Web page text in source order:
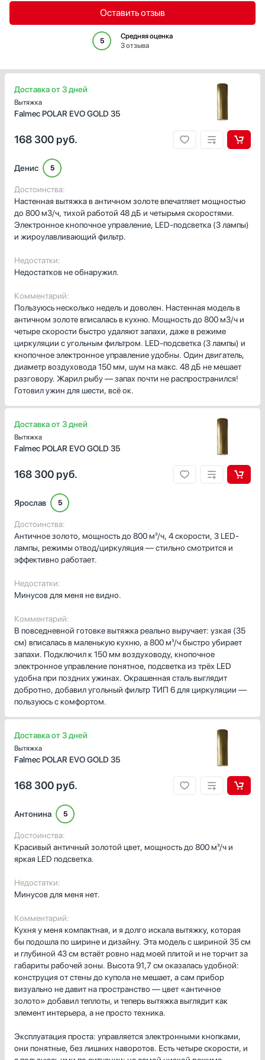
Духовые шкафы
Измельчители пищевых отходов
Комби-панели, фритюрницы и грили
Кондиционеры
Кофемашины
Кухонные комбайны
Микроволновые печи
Мясорубки
Обогреватели
Очистители воздуха
Парогенераторы
Посудомоечные машины
Проф. аксессуары
Профессиональные ледогенераторы
Профессиональные посудомоечные машины
Пылесосы
Системы кипячения воды AquaHot
Смесители
Соковыжималки
Стаканомоечные машины
Сушильные машины
Телевизоры
Увлажнители воздуха
Холодильники
Холодильное оборудование
Gorenje
Graude
Haier
Kaiser
Kuppersberg
Neff
Pando
Schaub Lorenz
Teka
Wolf
Zigmund Shtain
5
Средняя оценка
3 отзыва
Оставить отзыв
Доставка от 3 дней
Вытяжка
Falmec POLAR EVO GOLD 35
168 300 руб.
Денис 5
Достоинства:
Настенная вытяжка в античном золоте впечатляет мощностью
до 800 м3/ч, тихой работой 48 дБ и четырьмя скоростями.
Электронное кнопочное управление, LED-подсветка (3 лампы)
и жироулавливающий фильтр.
Недостатки:
Недостатков не обнаружил.
Комментарий:
Пользуюсь несколько недель и доволен. Настенная модель в
античном золоте вписалась в кухню. Мощность до 800 м3/ч и
четыре скорости быстро удаляют запахи, даже в режиме
циркуляции с угольным фильтром. LED-подсветка (3 лампы) и
кнопочное электронное управление удобны. Один двигатель,
диаметр воздуховода 150 мм, шум на макс. 48 дБ не мешает
разговору. Жарил рыбу — запах почти не распространился!
Готовил ужин для шести, всё ок.
Доставка от 3 дней
Вытяжка
Falmec POLAR EVO GOLD 35
168 300 руб.
Ярослав 5
Достоинства:
Античное золото, мощность до 800 м³/ч, 4 скорости, 3 LED-
лампы, режимы отвод/циркуляция — стильно смотрится и
эффективно работает.
Недостатки:
Минусов для меня не видно.
Комментарий:
В повседневной готовке вытяжка реально выручает: узкая (35
см) вписалась в маленькую кухню, а 800 м³/ч быстро убирает
запахи. Подключил к 150 мм воздуховоду, кнопочное
электронное управление понятное, подсветка из трёх LED
удобна при поздних ужинах. Окрашенная сталь выглядит
добротно, добавил угольный фильтр ТИП 6 для циркуляции —
пользуюсь с комфортом.
Доставка от 3 дней
Вытяжка
Falmec POLAR EVO GOLD 35
168 300 руб.
Антонина 5
Достоинства:
Красивый античный золотой цвет, мощность до 800 м³/ч и
яркая LED подсветка.
Недостатки:
Минусов для меня нет.
Комментарий:
Кухня у меня компактная, и я долго искала вытяжку, которая
бы подошла по ширине и дизайну. Эта модель с шириной 35 см
и глубиной 43 см встаёт ровно над моей плитой и не торчит за
габариты рабочей зоны. Высота 91,7 см оказалась удобной:
конструция от стены до купола не мешает, а сам прибор
визуально не давит на пространство — цвет «античное
золото» добавил теплоты, и теперь вытяжка выглядит как
элемент интерьера, а не просто техника.
Эксплуатация проста: управляется электронными кнопками,
они понятные, без лишних наворотов. Есть четыре скорости, и